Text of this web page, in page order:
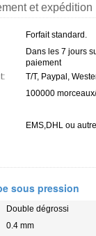
et expédition
Forfait standard.
Dans les 7 jours
paiement
T/T, Paypal,
100000
EMS,DHL ou autre
sous pression
Double dégrossi
0.4 mm